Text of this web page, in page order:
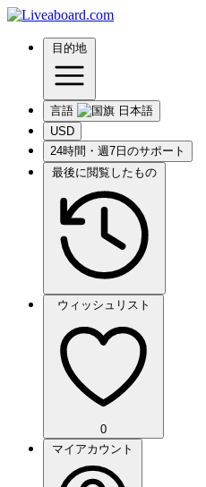
目的地
言語
USD
24時間・週7日のサポート
最後に閲覧したもの
ウィッシュリスト
0
マイアカウント